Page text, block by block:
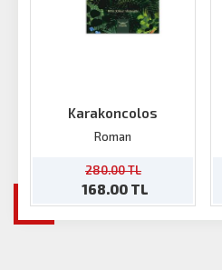
Karakoncolos
Roman
280.00 TL
168.00 TL